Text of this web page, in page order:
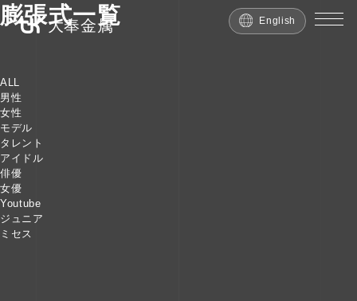
大奉金属 English
膨張式一覧
ALL
男性
女性
モデル
タレント
アイドル
俳優
女優
Youtube
ジュニア
ミセス